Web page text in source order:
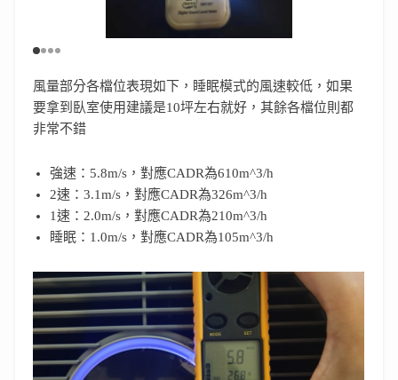
風量部分各檔位表現如下，睡眠模式的風速較低，如果
要拿到臥室使用建議是10坪左右就好，其餘各檔位則都
非常不錯
強速：5.8m/s，對應CADR為610m^3/h
2速：3.1m/s，對應CADR為326m^3/h
1速：2.0m/s，對應CADR為210m^3/h
睡眠：1.0m/s，對應CADR為105m^3/h